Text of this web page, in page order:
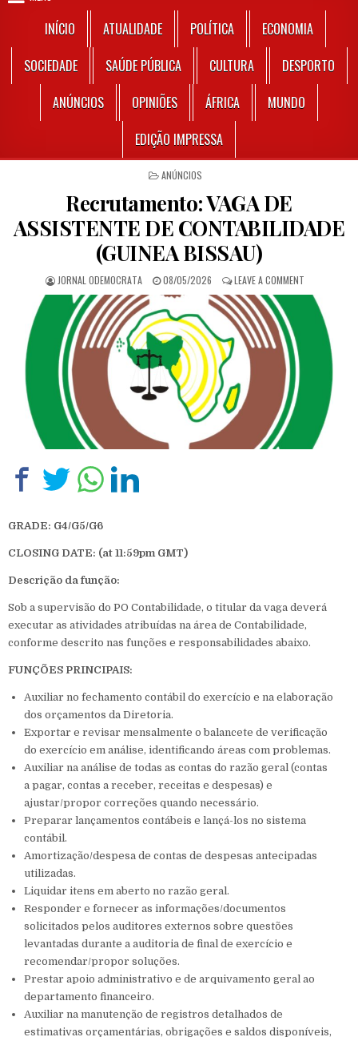
INÍCIO ATUALIDADE POLÍTICA
ECONOMIA
SOCIEDADE
SAÚDE PÚBLICA CULTURA
DESPORTO
ANÚNCIOS
OPINIÕES ÁFRICA
MUNDO
EDIÇÃO IMPRESSA
POSTED IN
ANÚNCIOS
Recrutamento: VAGA DE
ASSISTENTE DE CONTABILIDADE
(GUINEA BISSAU)
AUTHOR:
JORNAL ODEMOCRATA PUBLISHED DATE:
08/05/2026 LEAVE A COMMENT
GRADE: G4/G5/G6
CLOSING DATE: (at 11:59pm GMT)
Descrição da função:
Sob a supervisão do PO Contabilidade, o titular da vaga deverá
executar as atividades atribuídas na área de Contabilidade,
conforme descrito nas funções e responsabilidades abaixo.
FUNÇÕES PRINCIPAIS:
Auxiliar no fechamento contábil do exercício e na elaboração
dos orçamentos da Diretoria.
Exportar e revisar mensalmente o balancete de verificação
do exercício em análise, identificando áreas com problemas.
Auxiliar na análise de todas as contas do razão geral (contas
a pagar, contas a receber, receitas e despesas) e
ajustar/propor correções quando necessário.
Preparar lançamentos contábeis e lançá-los no sistema
contábil.
Amortização/despesa de contas de despesas antecipadas
utilizadas.
Liquidar itens em aberto no razão geral.
Responder e fornecer as informações/documentos
solicitados pelos auditores externos sobre questões
levantadas durante a auditoria de final de exercício e
recomendar/propor soluções.
Prestar apoio administrativo e de arquivamento geral ao
departamento financeiro.
Auxiliar na manutenção de registros detalhados de
estimativas orçamentárias, obrigações e saldos disponíveis,